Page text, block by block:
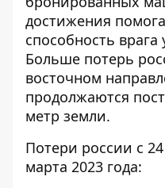
достижения
способность
Больше потерь
восточном
продолжаются
метр земли.
Потери россии с
марта 2023 года: